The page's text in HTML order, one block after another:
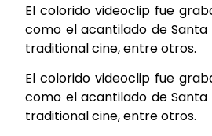
El colorido videoclip fue
como el acantilado de Santa
traditional cine, entre otros.
El colorido videoclip fue
como el acantilado de Santa
traditional cine, entre otros.